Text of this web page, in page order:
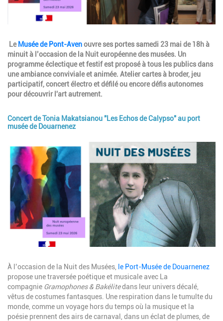
Description
Le Musée de Pont-Avenouvre ses portes samedi 23 mai de 18h à
minuit à l’occasion de la Nuit européenne des musées. Un
programme éclectique et festif est proposé à tous les publics dans
une ambiance conviviale et animée. Atelier cartes à broder, jeu
participatif, concert électro et défilé ou encore défis autonomes
pour découvrir l'art autrement.
Concert de Tonia Makatsianou "Les Echos de Calypso" au port
musée de Douarnenez
Image
Description
À l’occasion de la Nuit des Musées,
le Port-Musée de Douarnenez
propose une traversée poétique et musicale avec La
compagnie Gramophones & Bakélitedans leur univers décalé,
vêtus de costumes fantasques. Une respiration dans le tumulte du
monde, comme un voyage hors du temps où la musique et la
poésie prennent des airs de carnaval, dans un éclat de plumes, de